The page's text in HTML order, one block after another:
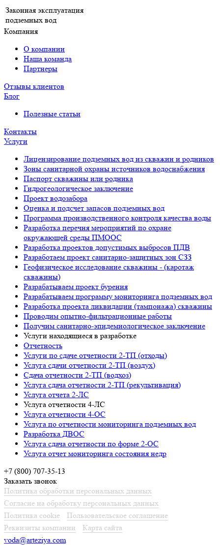
Законная эксплуатация
подземных вод
Компания
О компании
Наша команда
Партнеры
Отзывы клиентов
Блог
Полезные статьи
Контакты
Услуги
Лицензирование подземных вод из скважин и родников
Зоны санитарной охраны источников водоснабжения
Паспорт скважины или родника
Гидрогеологическое заключение
Проект водозабора
Оценка и подсчет запасов подземных вод
Программа производственного контроля качества воды
Разработка перечня мероприятий по охране
окружающей среды ПМООС
Разработка проектов допустимых выбросов ПДВ
Разработаем проект санитарно-защитных зон СЗЗ
Геофизическое исследование скважины - (каротаж
скважины)
Разрабатываем проект бурения
Разрабатываем программу мониторинга подземных вод
Разработка проекта ликвидации (тампонажа) скважины
Проводим опытно-фильтрационные работы
Получим санитарно-эпидемиологическое заключение
Услуги находящиеся в разработке
Отчетность
Услуги по сдаче отчетности 2-ТП (отходы)
Услуга сдачи отчетности 2-ТП (воздух)
Сдача отчетности 2-ТП (водхоз)
Услуга сдача отчетности 2-ТП (рекультивация)
Услуга отчета 2-ЛС
Услуга отчетности 4-ЛС
Услуга отчетности 4-ОС
Услуга по отчетности мониторинга подземных вод
Разработка ДВОС
Услуга сдача отчетности по форме 2-ОС
Услуга отчет мониторинга состояния недр
+7 (800) 707-35-13
Заказать звонок
Политика обработки персональных данных
Согласие на обработку персональных данных
Политика cookie
Пользовательское соглашение
Реквизиты компании
Карта сайта
voda@arteziya.com